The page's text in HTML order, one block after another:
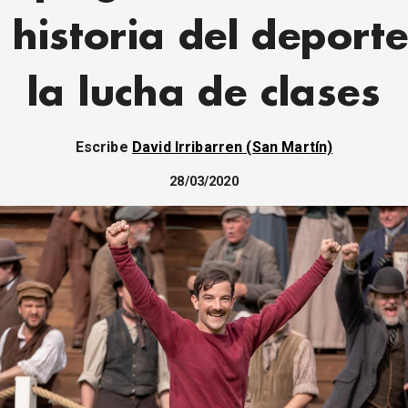
historia del
la lucha de clases
Escribe David Irribarren (San Martín)
28/03/2020